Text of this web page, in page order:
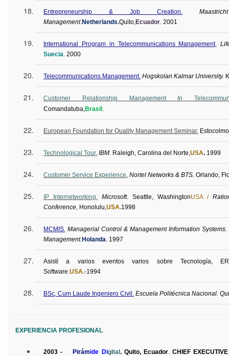
Entrepreneurship & Job Creation.
Management.Netherlands.Quito, Ecuador 2001
International Program in Telecommunications Management,
Suecia 2000
Telecommunications Management. Hogskolan Kalmar University.
Customer Relationship Management In
Comandatuba Brasil
European Foundation for Quality Management Seminar. Estocolmo
Technological Tour, IBM. Raleigh, Carolina del Norte, USA. 1999
Customer Service Experience Nortel Networks & BTS. Orlando,
IP Internetworking. Microsoft. Seattle, WashingtonUSA /
Conference , Honolulu, USA.1998
MCMIS Managerial Control & Management Information
Management.Holanda 1997
Asistí a varios eventos varios sobre Tecnología,
Software. USA.-1994
BSc , Cum Laude Ingeniero Civil. Escuela Politécnica Nacional.
EXPERIENCIA PROFESIONAL
2003 -Pirámide Digital. Quito, Ecuador. CHIEF